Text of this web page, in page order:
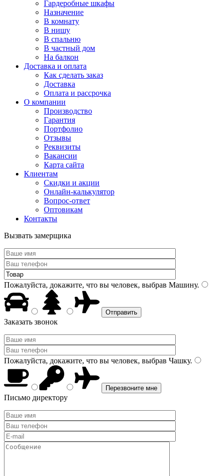
Гардеробные шкафы
Назначение
В комнату
В нишу
В спальню
В частный дом
На балкон
Доставка и оплата
Как сделать заказ
Доставка
Оплата и рассрочка
О компании
Производство
Гарантия
Портфолио
Отзывы
Реквизиты
Вакансии
Карта сайта
Клиентам
Скидки и акции
Онлайн-калькулятор
Вопрос-ответ
Оптовикам
Контакты
Вызвать замерщика
Пожалуйста, докажите, что вы человек, выбрав Машину.
Заказать звонок
Пожалуйста, докажите, что вы человек, выбрав Чашку.
Письмо директору